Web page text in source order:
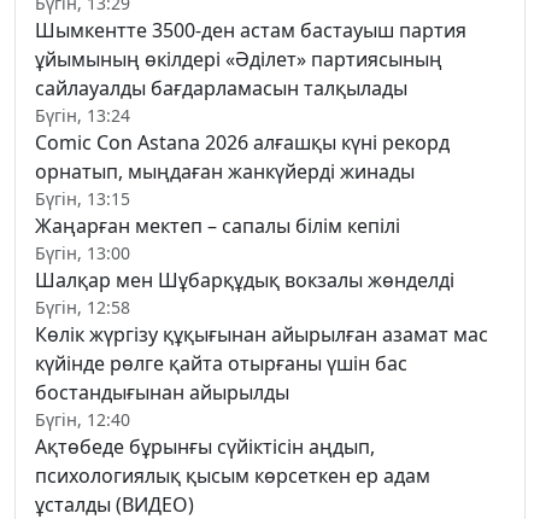
Шымкентте 3500-ден астам бастауыш партия
ұйымының өкілдері «Әділет» партиясының
сайлауалды бағдарламасын талқылады
Бүгін, 13:24
Comic Con Astana 2026 алғашқы күні рекорд
орнатып, мыңдаған жанкүйерді жинады
Бүгін, 13:15
Жаңарған мектеп – сапалы білім кепілі
Бүгін, 13:00
Шалқар мен Шұбарқұдық вокзалы жөнделді
Бүгін, 12:58
Көлік жүргізу құқығынан айырылған азамат мас
күйінде рөлге қайта отырғаны үшін бас
бостандығынан айырылды
Бүгін, 12:40
Ақтөбеде бұрынғы сүйіктісін аңдып,
психологиялық қысым көрсеткен ер адам
ұсталды (ВИДЕО)